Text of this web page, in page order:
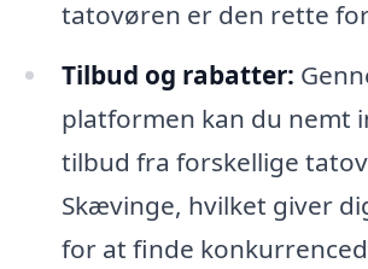
tatovøren er den rette
Tilbud og rabatter:
platformen kan du nemt
tilbud fra forskellige
Skævinge, hvilket giver
for at finde